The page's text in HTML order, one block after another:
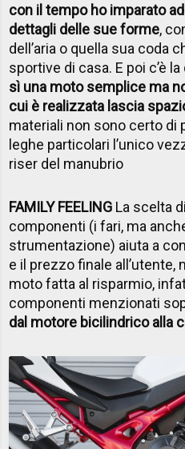
con il tempo ho imparato
dettagli delle sue forme,
dell’aria o quella sua coda
sportive di casa. E poi c’è
sì una moto semplice ma
cui è realizzata lascia
materiali non sono certo di
leghe particolari l’unico
riser del manubrio
FAMILY FEELING La scelta
componenti (i fari, ma
strumentazione) aiuta a
e il prezzo finale all’utente,
moto fatta al risparmio,
componenti menzionati
dal motore bicilindrico alla